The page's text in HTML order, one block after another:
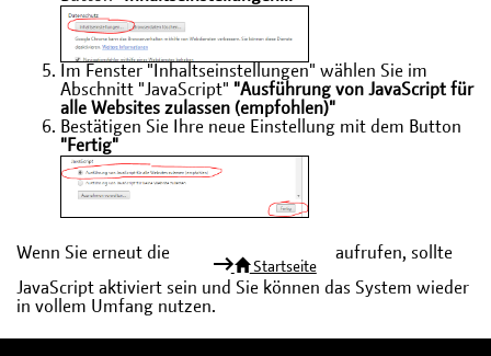
Im Fenster "Inhaltseinstellungen" wählen Sie im
Abschnitt "JavaScript" "Ausführung von JavaScript für
alle Websites zulassen (empfohlen)"
Bestätigen Sie Ihre neue Einstellung mit dem Button
"Fertig"
Wenn Sie erneut die
Startseite
aufrufen, sollte
JavaScript aktiviert sein und Sie können das System wieder
in vollem Umfang nutzen.